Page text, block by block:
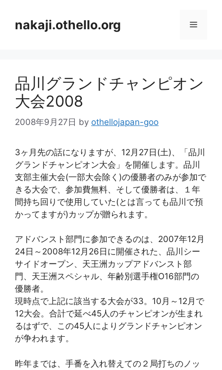
nakaji.othello.org メ
ュ
品川グランドチャンピオン
大会2008
2008年9月27日 by othellojapan-goo
3ヶ月先の話になりますが、12月27日(土)、「品川
グランドチャンピオン大会」を開催します。品川
支部主催大会(一部大会除く)の優勝者のみが参加で
きる大会で、参加費無料、そして優勝者は、１年
間持ち回りで使用していた(とは言っても品川で預
かってますが)カップが贈られます。
アドバンスト部門に参加できるのは、2007年12月
24日～2008年12月26日に開催された、品川シー
サイドオープン、天王洲カップアドバンスト部
門、天王洲スペシャル、年齢別選手権O16部門の
優勝者。
現時点で上記に該当する大会が33。10月～12月で
12大会。合計で延べ45人のチャンピオンが生まれ
るはずで、この45人によりグランドチャンピオン
が争われます。
昨年までは、手番を入れ替えての２局打ちのノッ